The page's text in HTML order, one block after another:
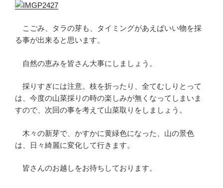
こごみ、タラの芽も、タイミングがあえばいい物を採
る事が出来ると思います。
自然の恵みを皆さん大事にしましょう。
採りすぎには注意。枝を折ったり、全てむしりとって
は、今度の山菜採りの時の楽しみが無くなってしまいま
すので、次回の事を考えて山菜取りをしましょう。
木々の新芽で、かすかに黄緑色になった、山の景色
は、日々綺麗に変化して行きます。
皆さんのお越しをお待ちしております。